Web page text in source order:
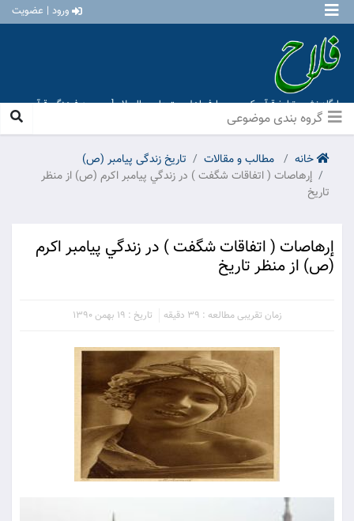
ورود | عضویت
پایگاه نشر و تبلیغ قرآن کریم و معارف اهل بیت علیهم السلام [ موسسه فرهنگی قرآن و
عترت منهاج عشق آباد ]
خانه مطالب و مقالات
تاریخ زندگی پیامبر (ص)
إرهاصات ( اتفاقات شگفت ) در زندگي پيامبر اکرم (ص) از منظر
تاريخ
إرهاصات ( اتفاقات شگفت ) در زندگي پيامبر اکرم
(ص) از منظر تاريخ
زمان تقریبی مطالعه : 39 دقیقه تاریخ : 19 بهمن 1390